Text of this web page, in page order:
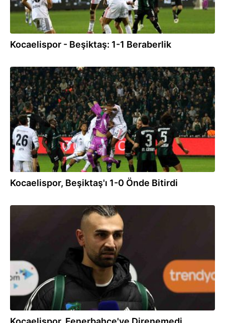
Kocaelispor - Beşiktaş: 1-1 Beraberlik
05.02.2026
Kocaelispor, Beşiktaş'ı 1-0 Önde Bitirdi